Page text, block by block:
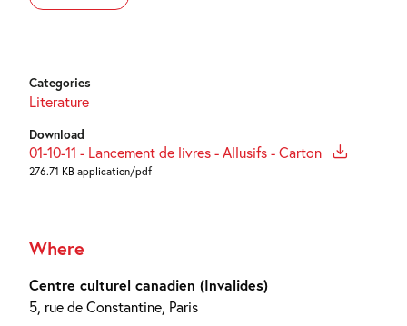
Categories
Literature
Download
01-10-11 - Lancement de livres - Allusifs - Carton
276.71 KB application/pdf
Where
Centre culturel canadien (Invalides)
5, rue de Constantine, Paris